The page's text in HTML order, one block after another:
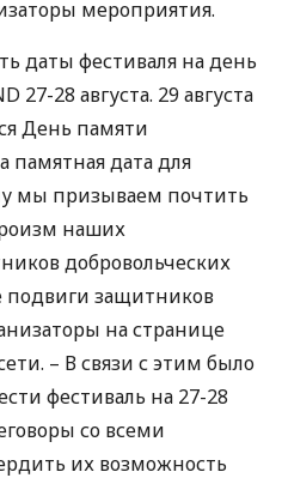
мероприятия.
даты фестиваля на день
27-28 августа. 29 августа
День памяти
памятная дата для
мы призываем почтить
наших
добровольческих
защитников
на странице
– В связи с этим было
фестиваль на 27-28
со всеми
их возможность